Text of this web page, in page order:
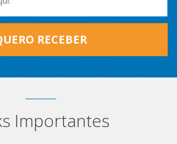
RECEBER
Importantes